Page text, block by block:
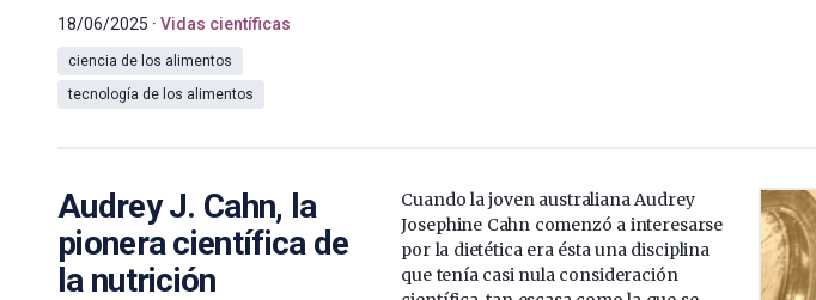
18/06/2025 Vidas científicas
ciencia de los alimentos
tecnología de los alimentos
Audrey J. Cahn, la
pionera científica de
la nutrición
Cuando la joven australiana Audrey
Josephine Cahn comenzó a interesarse
por la dietética era ésta una disciplina
que tenía casi nula consideración